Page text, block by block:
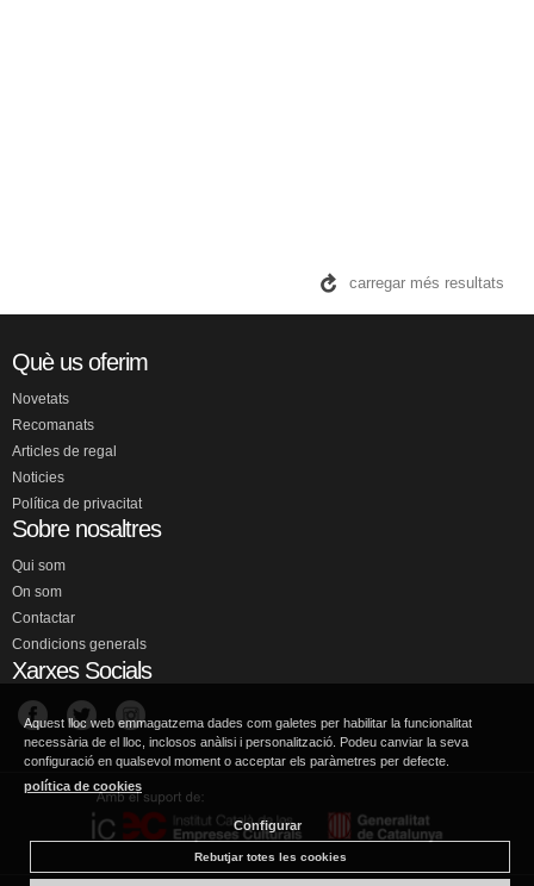
carregar més resultats
Què us oferim
Novetats
Recomanats
Articles de regal
Noticies
Política de privacitat
Sobre nosaltres
Qui som
On som
Contactar
Condicions generals
Xarxes Socials
Aquest lloc web emmagatzema dades com galetes per habilitar la funcionalitat
necessària de el lloc, inclosos anàlisi i personalització. Podeu canviar la seva
configuració en qualsevol moment o acceptar els paràmetres per defecte.
política de cookies
Configurar
Rebutjar totes les cookies